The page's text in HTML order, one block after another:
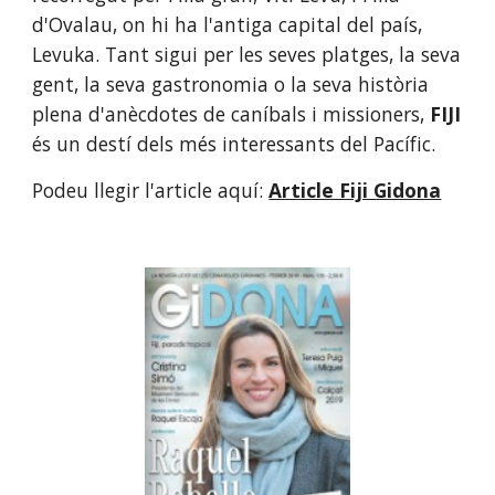
d'Ovalau, on hi ha l'antiga capital del país,
Levuka. Tant sigui per les seves platges, la seva
gent, la seva gastronomia o la seva història
plena d'anècdotes de caníbals i missioners,
és un destí dels més interessants del Pacífic.
Podeu llegir l'article aquí: Article Fiji Gidona